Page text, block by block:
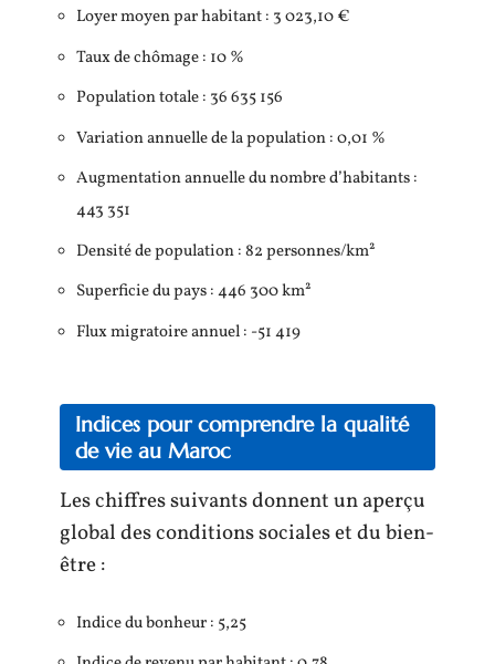
Loyer moyen par habitant : 3 023,10 €
Taux de chômage : 10 %
Population totale : 36 635 156
Variation annuelle de la population : 0,01 %
Augmentation annuelle du nombre d’habitants :
443 351
Densité de population : 82 personnes/km²
Superficie du pays : 446 300 km²
Flux migratoire annuel : -51 419
Indices pour comprendre la qualité
de vie au Maroc
Les chiffres suivants donnent un aperçu
global des conditions sociales et du bien-
être :
Indice du bonheur : 5,25